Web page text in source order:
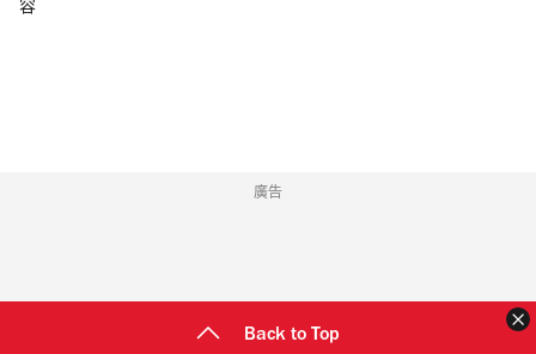
郵
容
廣告
Back to Top